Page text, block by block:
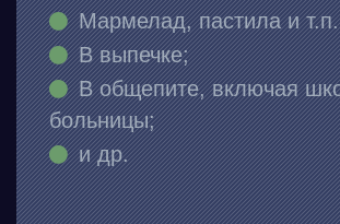
Мармелад, пастила и т.п.
В выпечке;
В общепите, включая
больницы;
и др.